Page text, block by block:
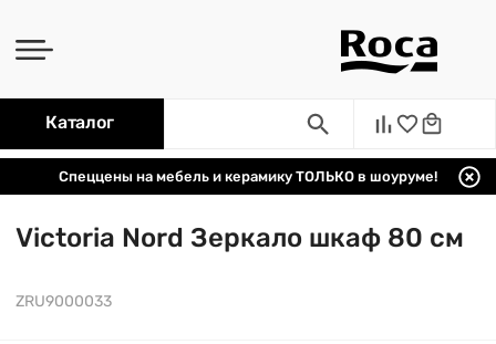
Каталог
Спеццены на мебель и керамику ТОЛЬКО в шоуруме!
Victoria Nord Зеркало шкаф 80 см
ZRU9000033